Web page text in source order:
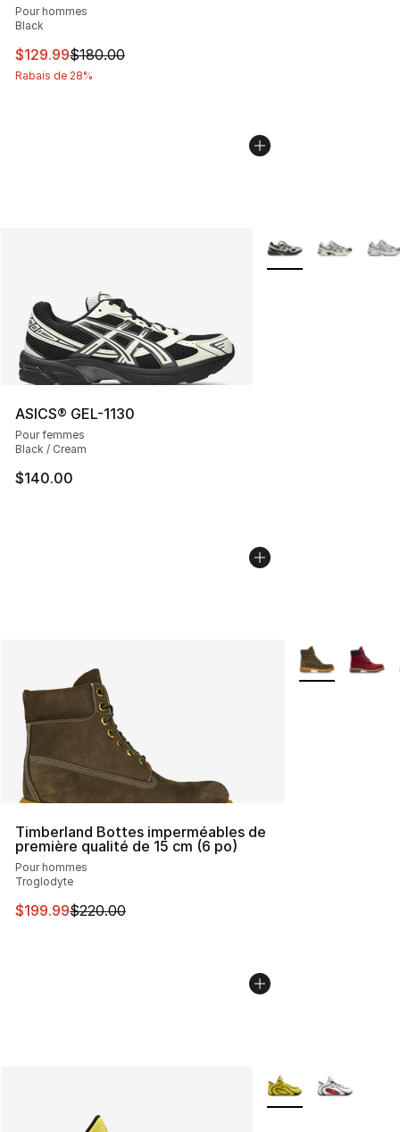
Pour hommes
Black
Cet article est en solde. Le prix est passé de $180.00 à
$129.99$180.00
Rabais de 28%
ASICS® GEL-1130
Pour femmes
Black / Cream
$140.00
Plus de couleurs
Timberland Bottes imperméables de
première qualité de 15 cm (6 po)
Pour hommes
Troglodyte
Cet article est en solde. Le prix est passé de $220.00 à
$199.99$220.00
Plus de
Plus de couleurs